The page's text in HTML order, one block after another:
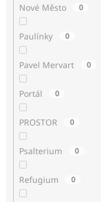
Nové Město 0
Paulínky 0
Pavel Mervart 0
Portál 0
PROSTOR 0
Psalterium 0
Refugium 0